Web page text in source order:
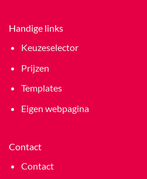
Handige links
Keuzeselector
Prijzen
Templates
Eigen webpagina
Contact
Contact